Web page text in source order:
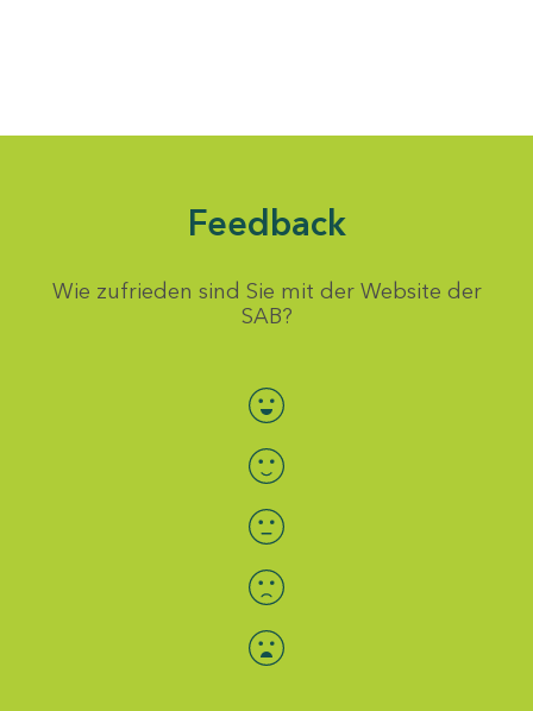
Feedback
Wie zufrieden sind Sie mit der Website der
SAB?
Bewertung auswählen